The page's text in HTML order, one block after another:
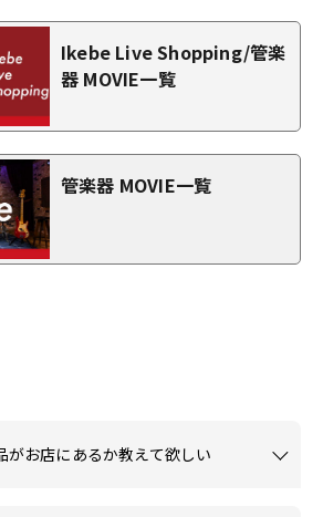
Ikebe Live Shopping/管楽
器 MOVIE一覧
管楽器 MOVIE一覧
がお店にあるか教えて欲しい